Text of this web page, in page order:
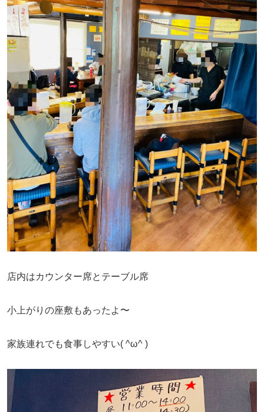
店内はカウンター席とテーブル席
小上がりの座敷もあったよ〜
家族連れでも食事しやすい( ^ω^ )